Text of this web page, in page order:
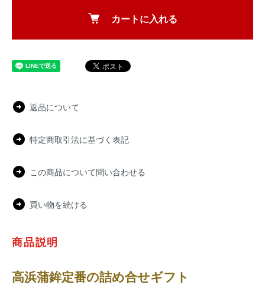
カートに入れる
返品について
特定商取引法に基づく表記
この商品について問い合わせる
買い物を続ける
商品説明
高浜蒲鉾定番の詰め合せギフト